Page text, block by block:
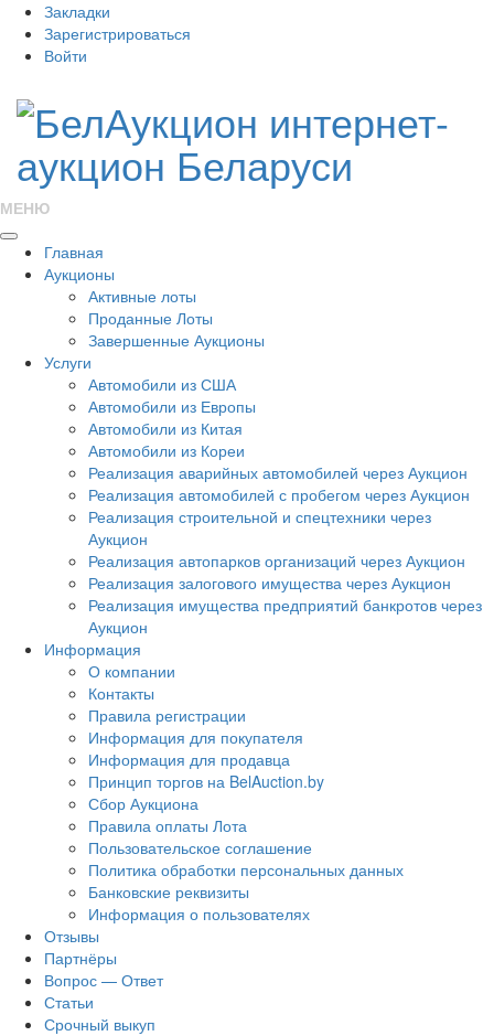
Закладки
Зарегистрироваться
Войти
МЕНЮ
Главная
Аукционы
Активные лоты
Проданные Лоты
Завершенные Аукционы
Услуги
Автомобили из США
Автомобили из Европы
Автомобили из Китая
Автомобили из Кореи
Реализация аварийных автомобилей через Аукцион
Реализация автомобилей с пробегом через Аукцион
Реализация строительной и спецтехники через
Аукцион
Реализация автопарков организаций через Аукцион
Реализация залогового имущества через Аукцион
Реализация имущества предприятий банкротов через
Аукцион
Информация
О компании
Контакты
Правила регистрации
Информация для покупателя
Информация для продавца
Принцип торгов на BelAuction.by
Сбор Аукциона
Правила оплаты Лота
Пользовательское соглашение
Политика обработки персональных данных
Банковские реквизиты
Информация о пользователях
Отзывы
Партнёры
Вопрос — Ответ
Статьи
Срочный выкуп